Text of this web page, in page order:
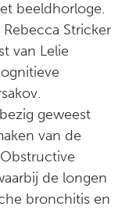
beeldhorloge.
Stricker
van Lelie
geweest
van de
de longen
bronchitis en